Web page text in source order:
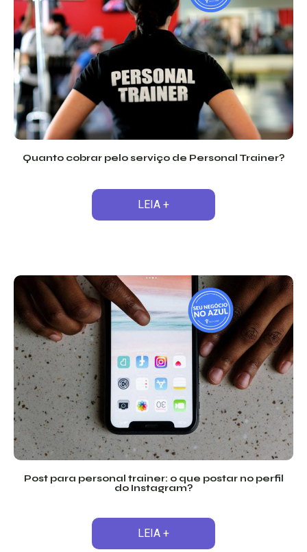
Quanto cobrar pelo serviço de Personal Trainer?
LEIA +
Post para personal trainer: o que postar no perfil
do Instagram?
LEIA +